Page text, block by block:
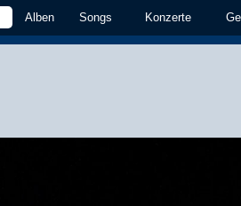
Alben Songs Konzerte